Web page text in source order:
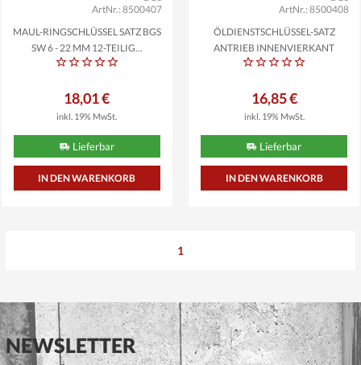
ArtNr.: 8500407
MAUL-RINGSCHLÜSSEL SATZ BGS
SW 6 - 22 MM 12-TEILIG...
18,01 €
inkl. 19% MwSt.
Lieferbar
ArtNr.: 8500408
ÖLDIENSTSCHLÜSSEL-SATZ
ANTRIEB INNENVIERKANT
12,5MM...
16,85 €
inkl. 19% MwSt.
Lieferbar
1
NEWSLETTER